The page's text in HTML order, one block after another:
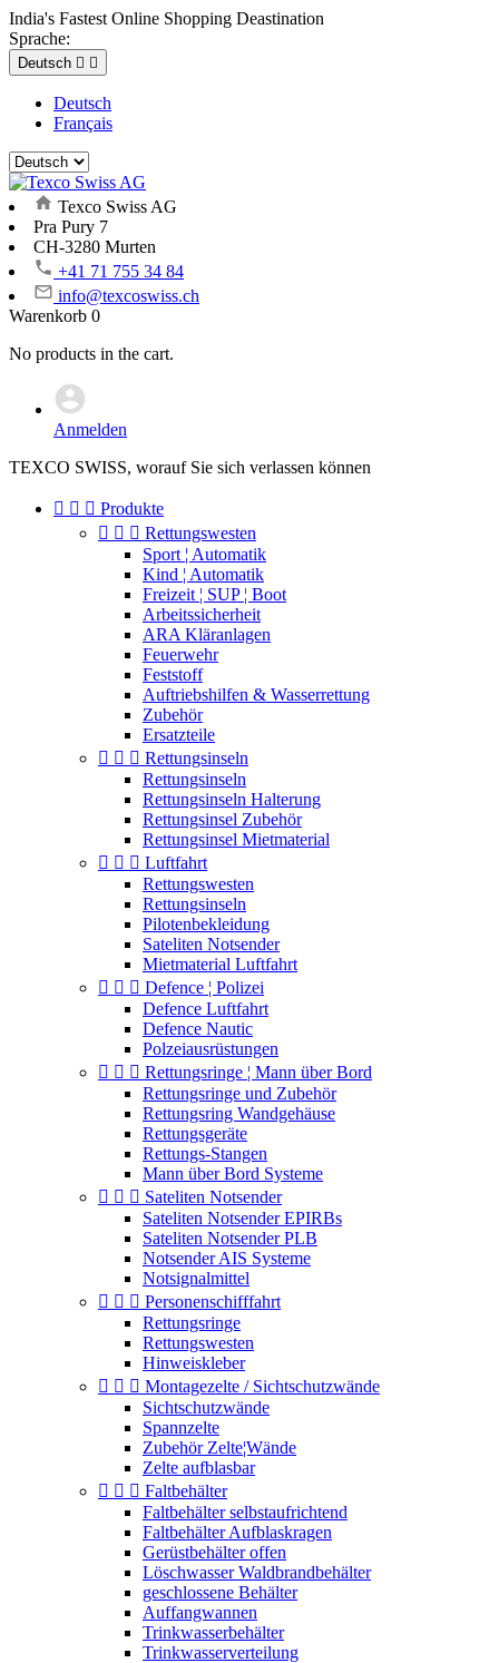
India's Fastest Online Shopping Deastination
Sprache:
Deutsch  
Deutsch
Français
Texco Swiss AG
Pra Pury 7
CH-3280 Murten
+41 71 755 34 84
info@texcoswiss.ch
Warenkorb 0
No products in the cart.
Anmelden
TEXCO SWISS, worauf Sie sich verlassen können
   Produkte
   Rettungswesten
Sport ¦ Automatik
Kind ¦ Automatik
Freizeit ¦ SUP ¦ Boot
Arbeitssicherheit
ARA Kläranlagen
Feuerwehr
Feststoff
Auftriebshilfen & Wasserrettung
Zubehör
Ersatzteile
   Rettungsinseln
Rettungsinseln
Rettungsinseln Halterung
Rettungsinsel Zubehör
Rettungsinsel Mietmaterial
   Luftfahrt
Rettungswesten
Rettungsinseln
Pilotenbekleidung
Sateliten Notsender
Mietmaterial Luftfahrt
   Defence ¦ Polizei
Defence Luftfahrt
Defence Nautic
Polzeiausrüstungen
   Rettungsringe ¦ Mann über Bord
Rettungsringe und Zubehör
Rettungsring Wandgehäuse
Rettungsgeräte
Rettungs-Stangen
Mann über Bord Systeme
   Sateliten Notsender
Sateliten Notsender EPIRBs
Sateliten Notsender PLB
Notsender AIS Systeme
Notsignalmittel
   Personenschifffahrt
Rettungsringe
Rettungswesten
Hinweiskleber
   Montagezelte / Sichtschutzwände
Sichtschutzwände
Spannzelte
Zubehör Zelte¦Wände
Zelte aufblasbar
   Faltbehälter
Faltbehälter selbstaufrichtend
Faltbehälter Aufblaskragen
Gerüstbehälter offen
Löschwasser Waldbrandbehälter
geschlossene Behälter
Auffangwannen
Trinkwasserbehälter
Trinkwasserverteilung